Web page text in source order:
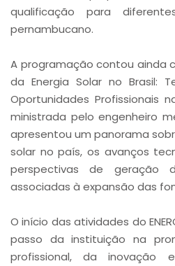
qualificação para
pernambucano.
A programação contou ainda
da Energia Solar no Brasil:
Oportunidades Profissionais
ministrada pelo engenheiro
apresentou um panorama
solar no país, os avanços
perspectivas de geração
associadas à expansão das
O início das atividades do
passo da instituição na
profissional, da inovação